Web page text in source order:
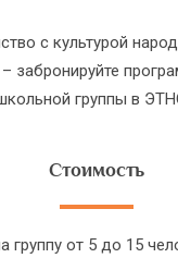
с культурой
забронируйте
группы в
Стоимость
группу от 5 до 15